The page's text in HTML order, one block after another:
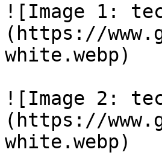
![Image 1:
(https://
white.webp)
![Image 2:
(https://
white.webp)